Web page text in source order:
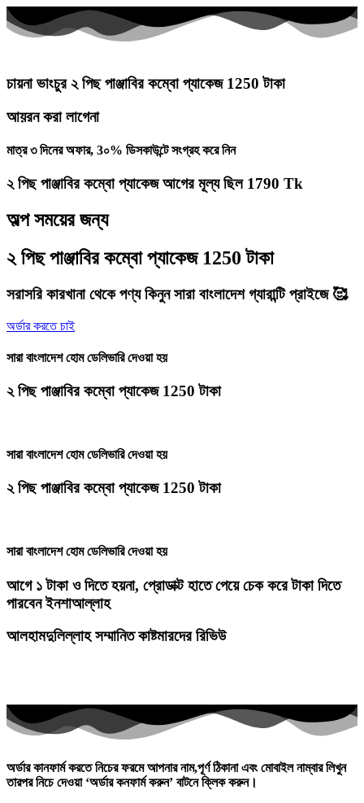
চায়না ভাংচুর ২ পিছ পাঞ্জাবির কম্বো প্যাকেজ 1250 টাকা
আয়রন করা লাগেনা
মাত্র ৩ দিনের অফার, 3০% ডিসকাউন্টে সংগ্রহ করে নিন
২ পিছ পাঞ্জাবির কম্বো প্যাকেজ আগের মূল্য ছিল 1790 Tk
অল্প সময়ের জন্য
২ পিছ পাঞ্জাবির কম্বো প্যাকেজ 1250 টাকা
সরাসরি কারখানা থেকে পণ্য কিনুন সারা বাংলাদেশ গ্যারান্টি প্রাইজে 🥰
অর্ডার করতে চাই
সারা বাংলাদেশ হোম ডেলিভারি দেওয়া হয়
২ পিছ পাঞ্জাবির কম্বো প্যাকেজ 1250 টাকা
সারা বাংলাদেশ হোম ডেলিভারি দেওয়া হয়
২ পিছ পাঞ্জাবির কম্বো প্যাকেজ 1250 টাকা
সারা বাংলাদেশ হোম ডেলিভারি দেওয়া হয়
আগে ১ টাকা ও দিতে হয়না, প্রোডাক্ট হাতে পেয়ে চেক করে টাকা দিতে
পারবেন ইনশাআল্লাহ
আলহামদুলিল্লাহ সম্মানিত কাষ্টমারদের রিভিউ
অর্ডার কানফার্ম করতে নিচের ফরমে আপনার নাম,পূর্ণ ঠিকানা এবং মোবাইল নাম্বার লিখুন
তারপর নিচে দেওয়া ‘অর্ডার কনফার্ম করুন’ বাটনে ক্লিক করুন।